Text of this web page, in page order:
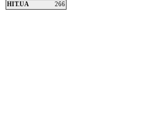
HIT.UA 266